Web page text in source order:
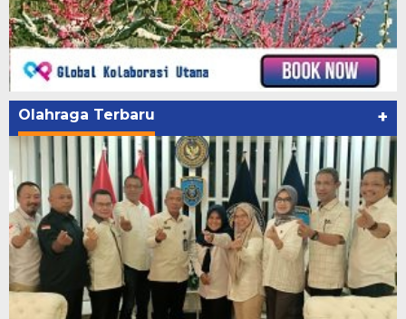
Olahraga Terbaru +